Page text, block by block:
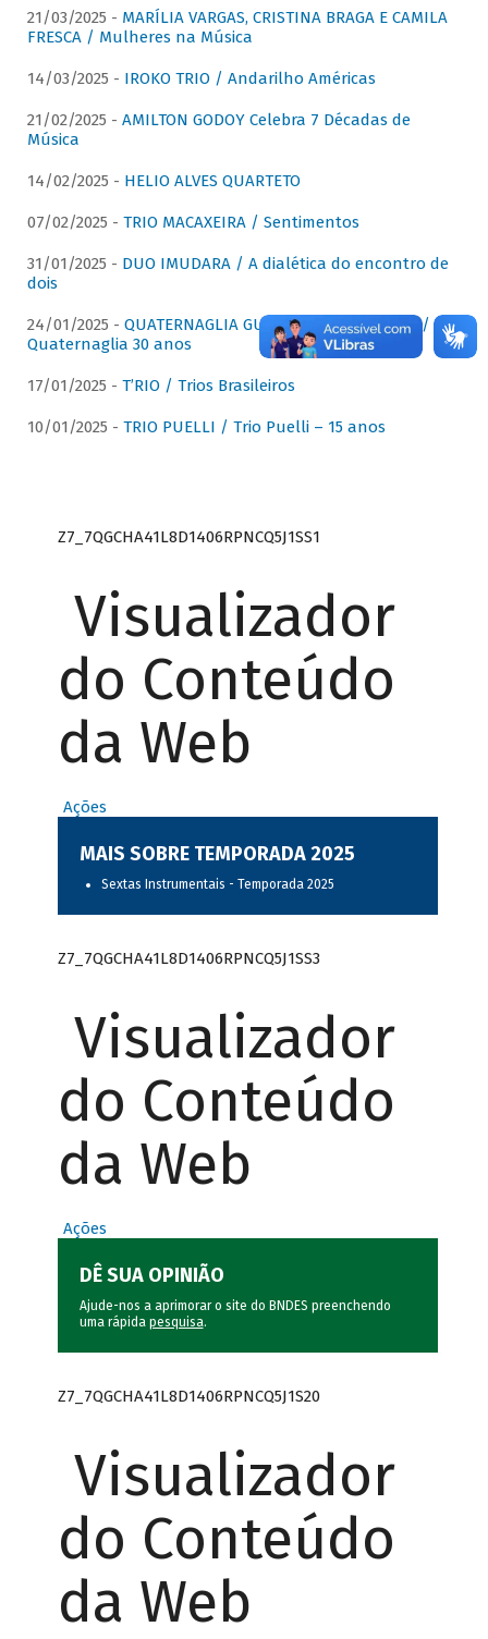
21/03/2025 - MARÍLIA VARGAS, CRISTINA BRAGA E CAMILA
FRESCA / Mulheres na Música
14/03/2025 - IROKO TRIO / Andarilho Américas
21/02/2025 - AMILTON GODOY Celebra 7 Décadas de
Música
14/02/2025 - HELIO ALVES QUARTETO
07/02/2025 - TRIO MACAXEIRA / Sentimentos
31/01/2025 - DUO IMUDARA / A dialética do encontro de
dois
24/01/2025 - QUATERNAGLIA GUITAR QUARTET (QGQ) /
Quaternaglia 30 anos
17/01/2025 - T’RIO / Trios Brasileiros
10/01/2025 - TRIO PUELLI / Trio Puelli – 15 anos
Z7_7QGCHA41L8D1406RPNCQ5J1SS1
Visualizador
do Conteúdo
da Web
Ações
MAIS SOBRE TEMPORADA 2025
Sextas Instrumentais - Temporada 2025
Z7_7QGCHA41L8D1406RPNCQ5J1SS3
Visualizador
do Conteúdo
da Web
Ações
DÊ SUA OPINIÃO
Ajude-nos a aprimorar o site do BNDES preenchendo
uma rápida pesquisa.
Z7_7QGCHA41L8D1406RPNCQ5J1S20
Visualizador
do Conteúdo
da Web